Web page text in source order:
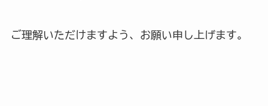
ご理解いただけますよう、お願い申し上げます。